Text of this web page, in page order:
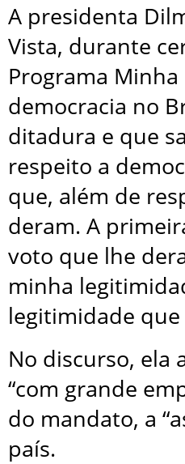
A presidenta
Vista, durante
Programa
democracia no
ditadura e que
respeito a
que, além de
deram. A
voto que lhe
minha
legitimidade que
No discurso, ela
“com grande
do mandato, a
país.